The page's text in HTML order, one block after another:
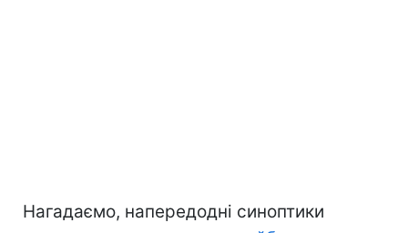
Нагадаємо, напередодні синоптики